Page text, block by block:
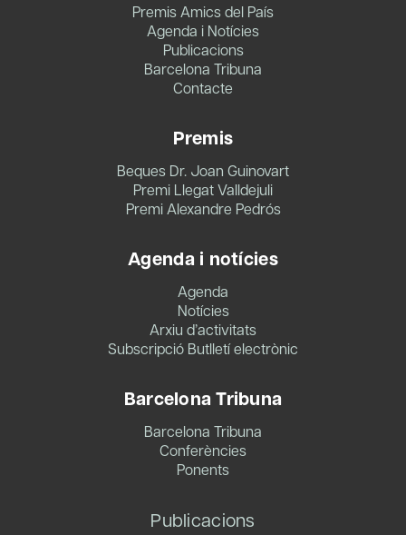
Premis Amics del País
Agenda i Notícies
Publicacions
Barcelona Tribuna
Contacte
Premis
Beques Dr. Joan Guinovart
Premi Llegat Valldejuli
Premi Alexandre Pedrós
Agenda i notícies
Agenda
Notícies
Arxiu d’activitats
Subscripció Butlletí electrònic
Barcelona Tribuna
Barcelona Tribuna
Conferències
Ponents
Publicacions